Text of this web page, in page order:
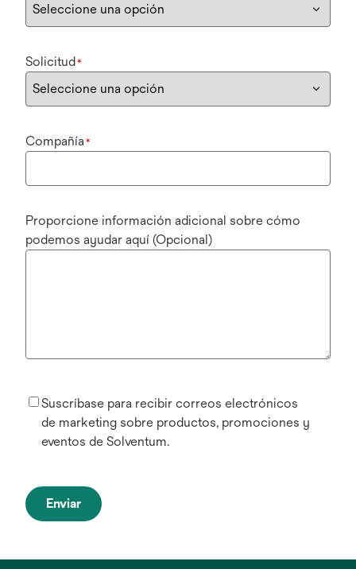
Solicitud*
Compañía *
Proporcione información adicional sobre cómo
podemos ayudar aquí (Opcional)
Suscríbase para recibir correos electrónicos
de marketing sobre productos, promociones y
eventos de Solventum.
Enviar